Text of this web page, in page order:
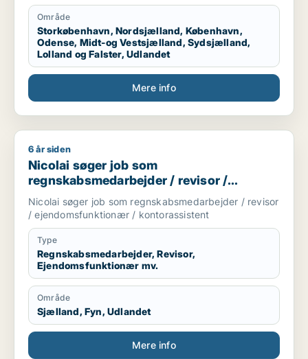
Område
Storkøbenhavn, Nordsjælland, København,
Odense, Midt-og Vestsjælland, Sydsjælland,
Lolland og Falster, Udlandet
Mere info
Nicolai søger job som regnskabsmedarbejder / revisor /
6 år siden
Nicolai søger job som
regnskabsmedarbejder / revisor /
ejendomsfunktionær / kontorassistent
Nicolai søger job som regnskabsmedarbejder / revisor
/ ejendomsfunktionær / kontorassistent
Type
Regnskabsmedarbejder, Revisor,
Ejendomsfunktionær mv.
Område
Sjælland, Fyn, Udlandet
Mere info